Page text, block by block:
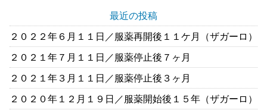
最近の投稿
２０２２年６月１１日／服薬再開後１１ケ月（ザガーロ）
２０２１年７月１１日／服薬停止後７ヶ月
２０２１年３月１１日／服薬停止後３ヶ月
２０２０年１２月１９日／服薬開始後１５年（ザガーロ）